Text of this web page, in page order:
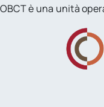
OBCT è una unità